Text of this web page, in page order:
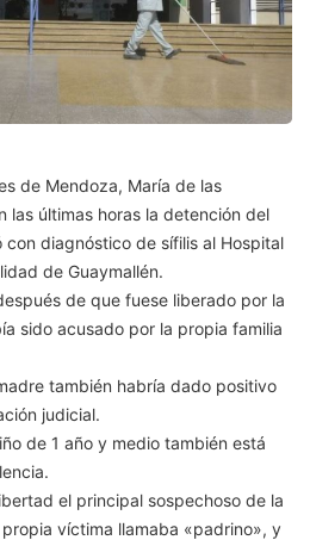
de Mendoza, María de las
las últimas horas la detención del
diagnóstico de sífilis al Hospital
de Guaymallén.
de que fuese liberado por la
sido acusado por la propia familia
también habría dado positivo
judicial.
de 1 año y medio también está
el principal sospechoso de la
víctima llamaba «padrino», y